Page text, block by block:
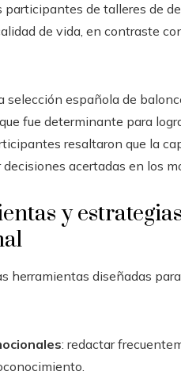
participantes de talleres de
de vida, en contraste
selección española de
fue determinante para
resaltaron que la
acertadas en los
y
herramientas diseñadas
: redactar